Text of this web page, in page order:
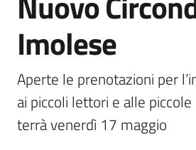
Vivere
Castel
del
Rio
Imolese
Aperte le prenotazioni per
ai piccoli lettori e alle
terrà venerdì 17 maggio